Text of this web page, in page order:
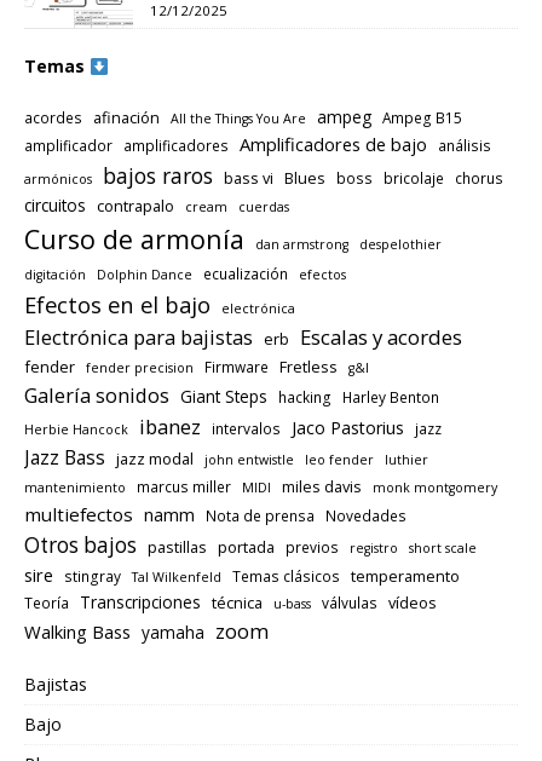
12/12/2025
Temas
acordes afinación All the Things You Are ampeg Ampeg B15
amplificador
amplificadores Amplificadores de bajo análisis
armónicos bajos raros bass vi Blues boss bricolaje chorus
circuitos contrapalo cream cuerdas
Curso de armonía dan armstrong
despelothier
digitación
Dolphin Dance ecualización efectos
Efectos en el bajo electrónica
Electrónica para bajistas erb Escalas y acordes
fender fender precision Firmware Fretless g&l
Galería sonidos Giant Steps hacking Harley Benton
Herbie Hancock ibanez intervalos Jaco Pastorius jazz
Jazz Bass jazz modal john entwistle leo fender
luthier
mantenimiento
marcus miller MIDI miles davis monk montgomery
multiefectos namm Nota de prensa Novedades
Otros bajos pastillas portada previos registro short scale
sire stingray Tal Wilkenfeld Temas clásicos temperamento
Teoría Transcripciones técnica u-bass válvulas vídeos
Walking Bass yamaha zoom
Bajistas
Bajo